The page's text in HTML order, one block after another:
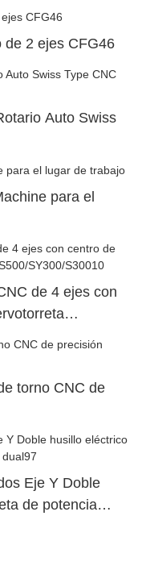
de 2 ejes CFG46
Auto Swiss
para el
de 4 ejes con
torno CNC de
Eje Y Doble
de potencia